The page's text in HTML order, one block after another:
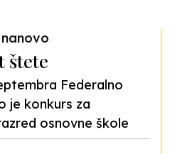
štete
Federalno
je konkurs za
osnovne škole